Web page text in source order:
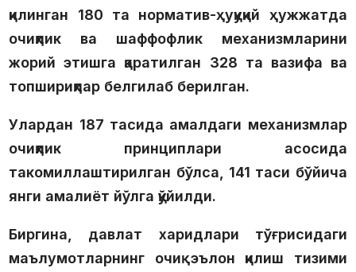
қилинган 180 та норматив-ҳуқуқий ҳужжатда
очиқлик ва шаффофлик механизмларини
жорий этишга қаратилган 328 та вазифа ва
топшириқлар белгилаб берилган.
Улардан 187 тасида амалдаги механизмлар
очиқлик принциплари асосида
такомиллаштирилган бўлса, 141 таси бўйича
янги амалиёт йўлга қўйилди.
Биргина, давлат харидлари тўғрисидаги
маълумотларнинг очиқ эълон қилиш тизими